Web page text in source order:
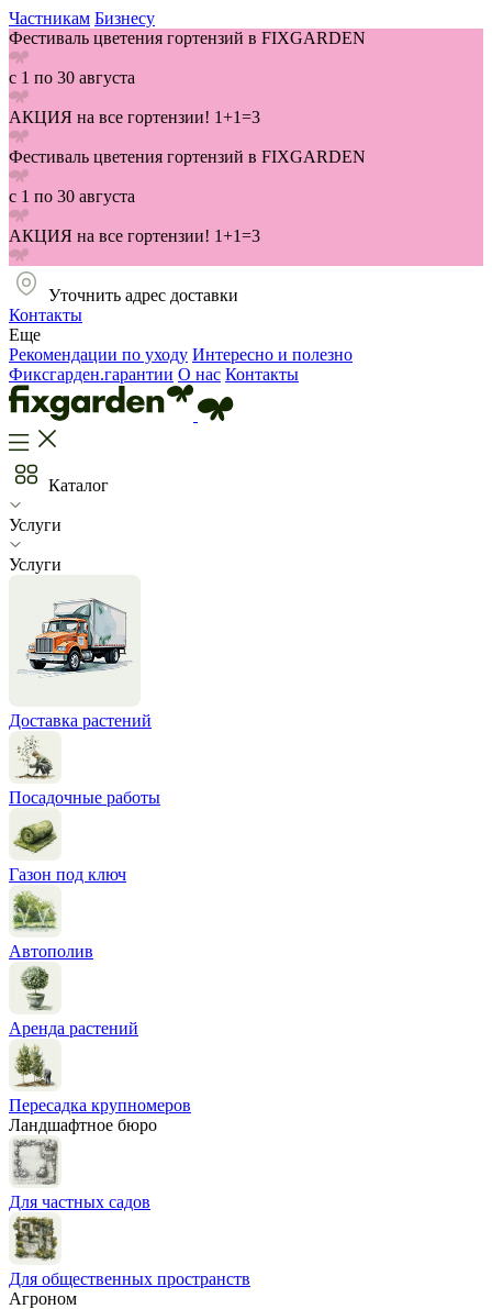
Частникам Бизнесу
Фестиваль цветения гортензий в FIXGARDEN
с 1 по 30 августа
АКЦИЯ на все гортензии! 1+1=3
Фестиваль цветения гортензий в FIXGARDEN
с 1 по 30 августа
АКЦИЯ на все гортензии! 1+1=3
Уточнить адрес доставки
Контакты
Еще
Рекомендации по уходу Интересно и полезно
Фиксгарден.гарантии О нас Контакты
Каталог
Услуги
Услуги
Доставка растений
Посадочные работы
Газон под ключ
Автополив
Аренда растений
Пересадка крупномеров
Ландшафтное бюро
Для частных садов
Для общественных пространств
Агроном